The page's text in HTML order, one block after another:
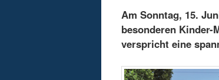
Am Sonntag, 15.
besonderen Kinder-
verspricht eine